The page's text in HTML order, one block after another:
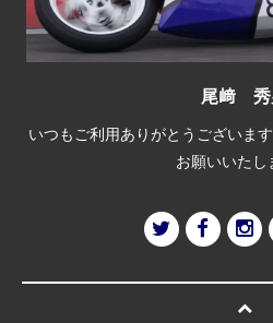
尾﨑 秀
いつもご利用ありがとうございま
お願いいたし